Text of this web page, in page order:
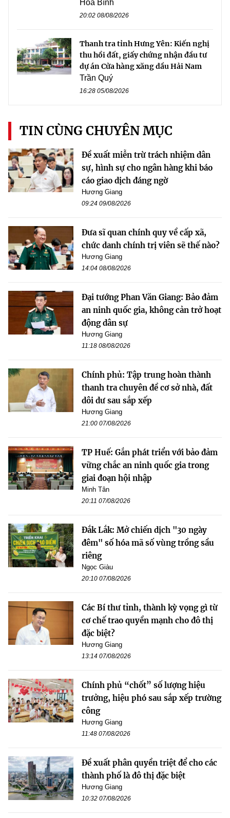
Hòa Bình
20:02 08/08/2026
Thanh tra tỉnh Hưng Yên: Kiến nghị
thu hồi đất, giấy chứng nhận đầu tư
dự án Cửa hàng xăng dầu Hải Nam
Trần Quý
16:28 05/08/2026
TIN CÙNG CHUYÊN MỤC
Đề xuất miễn trừ trách nhiệm dân
sự, hình sự cho ngân hàng khi báo
cáo giao dịch đáng ngờ
Hương Giang
09:24 09/08/2026
Đưa sĩ quan chính quy về cấp xã,
chức danh chính trị viên sẽ thế nào?
Hương Giang
14:04 08/08/2026
Đại tướng Phan Văn Giang: Bảo đảm
an ninh quốc gia, không cản trở hoạt
động dân sự
Hương Giang
11:18 08/08/2026
Chính phủ: Tập trung hoàn thành
thanh tra chuyên đề cơ sở nhà, đất
dôi dư sau sắp xếp
Hương Giang
21:00 07/08/2026
TP Huế: Gắn phát triển với bảo đảm
vững chắc an ninh quốc gia trong
giai đoạn hội nhập
Minh Tân
20:11 07/08/2026
Đắk Lắk: Mở chiến dịch "30 ngày
đêm" số hóa mã số vùng trồng sầu
riêng
Ngọc Giàu
20:10 07/08/2026
Các Bí thư tỉnh, thành kỳ vọng gì từ
cơ chế trao quyền mạnh cho đô thị
đặc biệt?
Hương Giang
13:14 07/08/2026
Chính phủ “chốt” số lượng hiệu
trưởng, hiệu phó sau sắp xếp trường
công
Hương Giang
11:48 07/08/2026
Đề xuất phân quyền triệt để cho các
thành phố là đô thị đặc biệt
Hương Giang
10:32 07/08/2026